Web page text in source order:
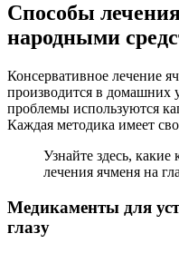
Способы
народными
Консервативное лечение
производится в домашних
проблемы используются
Каждая методика имеет
Узнайте здесь,
лечения ячменя на
Медикаменты для
глазу